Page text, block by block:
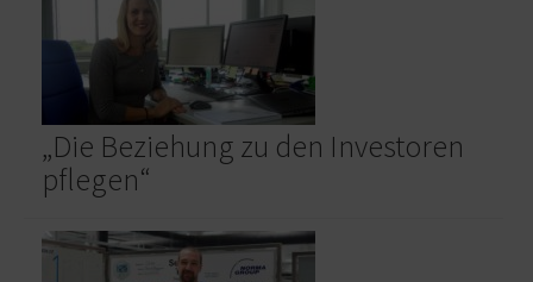
„Die Beziehung zu den Investoren
pflegen“